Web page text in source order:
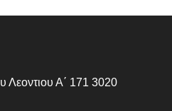
Λεοντιου Α΄ 171 3020